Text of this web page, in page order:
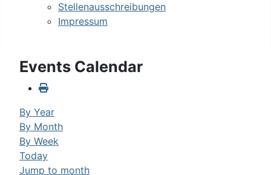
Stellenausschreibungen
Impressum
Events Calendar
By Year
By Month
By Week
Today
Jump to month